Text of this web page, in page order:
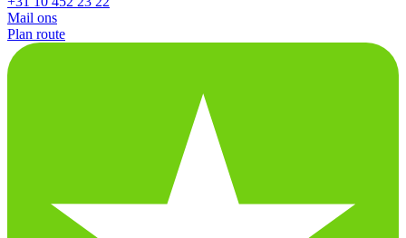
Mail ons
Plan route